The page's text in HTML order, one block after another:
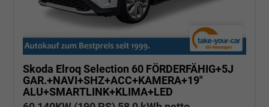
Skoda Elroq Selection 60 FÖRDERFÄHIG+5J
GAR.+NAVI+SHZ+ACC+KAMERA+19"
ALU+SMARTLINK+KLIMA+LED